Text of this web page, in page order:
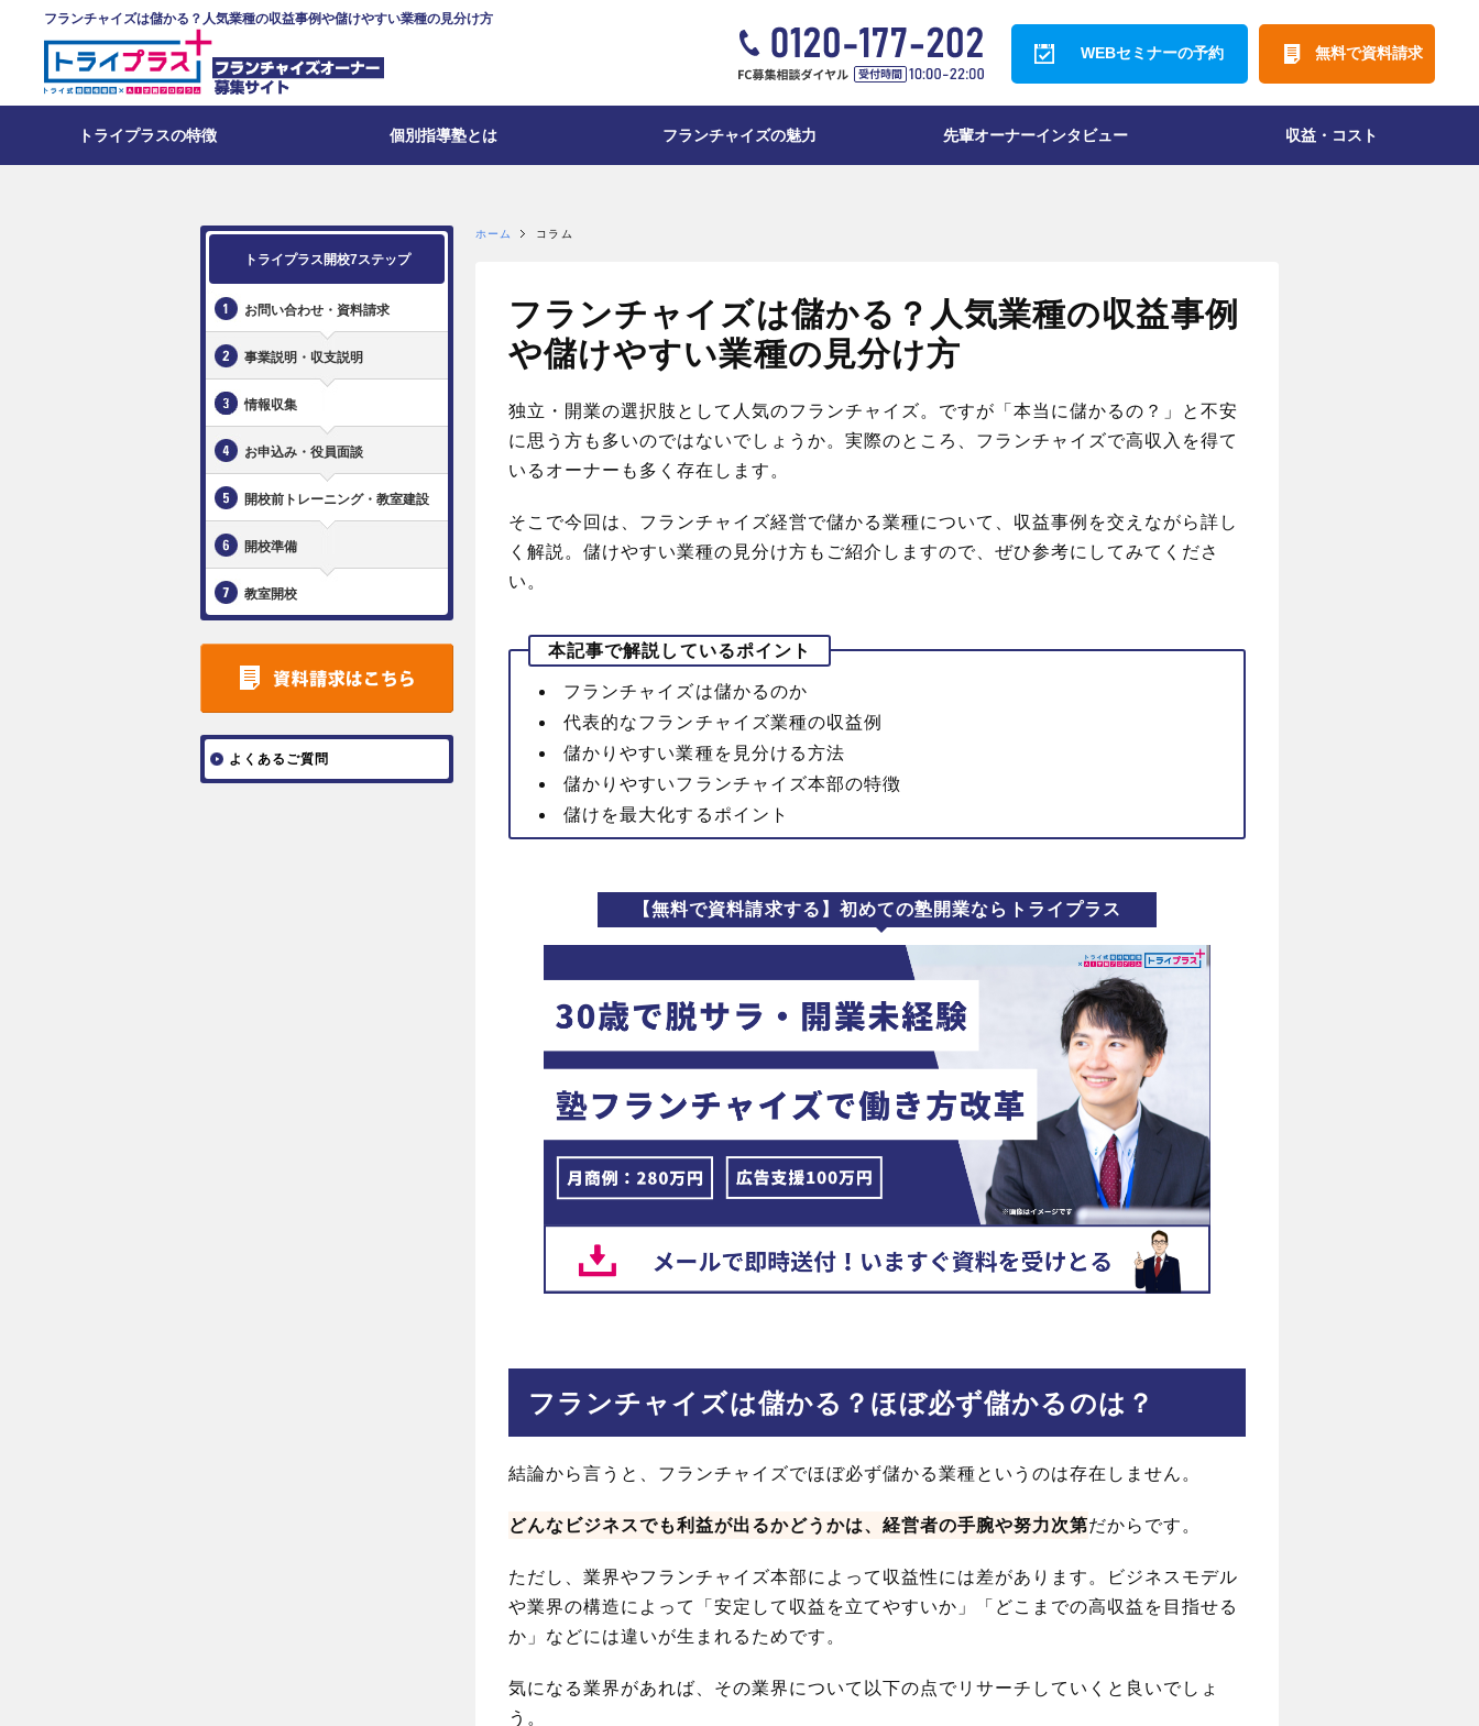
フランチャイズは儲かる？人気業種の収益事例や儲けやすい業種の見分け方
WEBセミナーの予約 無料で資料請求
トライプラスの特徴 個別指導塾とは フランチャイズの魅力 先輩オーナーインタビュー 収益・コスト
トライプラス開校7ステップ
お問い合わせ・資料請求
事業説明・収支説明
情報収集
お申込み・役員面談
開校前トレーニング・教室建設
開校準備
教室開校
よくあるご質問
ホーム コラム
フランチャイズは儲かる？人気業種の収益事例
や儲けやすい業種の見分け方
独立・開業の選択肢として人気のフランチャイズ。ですが「本当に儲かるの？」と不安
に思う方も多いのではないでしょうか。実際のところ、フランチャイズで高収入を得て
いるオーナーも多く存在します。
そこで今回は、フランチャイズ経営で儲かる業種について、収益事例を交えながら詳し
く解説。儲けやすい業種の見分け方もご紹介しますので、ぜひ参考にしてみてくださ
い。
本記事で解説しているポイント
フランチャイズは儲かるのか
代表的なフランチャイズ業種の収益例
儲かりやすい業種を見分ける方法
儲かりやすいフランチャイズ本部の特徴
儲けを最大化するポイント
【無料で資料請求する】初めての塾開業ならトライプラス
フランチャイズは儲かる？ほぼ必ず儲かるのは？
結論から言うと、フランチャイズでほぼ必ず儲かる業種というのは存在しません。
どんなビジネスでも利益が出るかどうかは、経営者の手腕や努力次第だからです。
ただし、業界やフランチャイズ本部によって収益性には差があります。ビジネスモデル
や業界の構造によって「安定して収益を立てやすいか」「どこまでの高収益を目指せる
か」などには違いが生まれるためです。
気になる業界があれば、その業界について以下の点でリサーチしていくと良いでしょ
う。